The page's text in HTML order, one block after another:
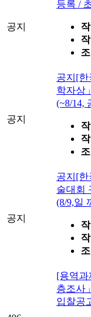
공지
등록 /
공지
공지 [한
학자상
(~8/14,
공지
공지 [한
술대회
(8/9,일
[용역과
층조사
입찰공